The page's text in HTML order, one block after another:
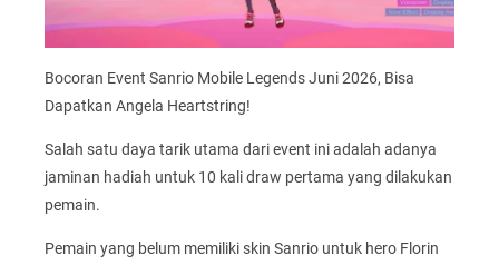
Bocoran Event Sanrio Mobile Legends Juni 2026, Bisa
Dapatkan Angela Heartstring!
Salah satu daya tarik utama dari event ini adalah adanya
jaminan hadiah untuk 10 kali draw pertama yang dilakukan
pemain.
Pemain yang belum memiliki skin Sanrio untuk hero Florin